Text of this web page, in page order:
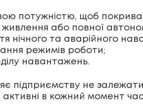
потужністю, щоб
або повної
нічного та аварійного
режимів роботи;
навантажень.
підприємству не
в кожний момент